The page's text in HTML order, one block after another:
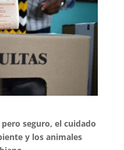
seguro, el cuidado
y los animales